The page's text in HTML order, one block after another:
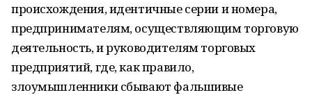
происхождения, идентичные серии и номера,
предпринимателям, осуществляющим торговую
деятельность, и руководителям торговых
предприятий, где, как правило,
злоумышленники сбывают фальшивые